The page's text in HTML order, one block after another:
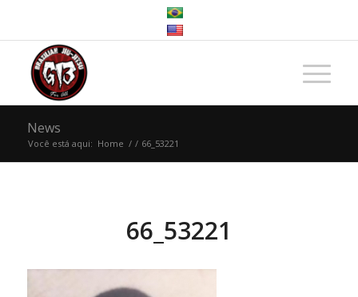
News
Você está aqui: Home / / 66_53221
66_53221